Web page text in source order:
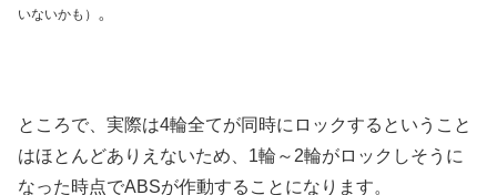
いないかも）
。
ところで、実際は4輪全てが同時にロックするということ
はほとんどありえないため、1輪～2輪がロックしそうに
なった時点でABSが作動することになります。